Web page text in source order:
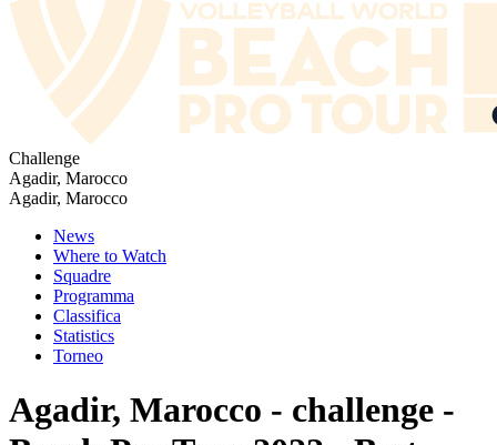
Challenge
Agadir, Marocco
Agadir, Marocco
News
Where to Watch
Squadre
Programma
Classifica
Statistics
Torneo
Agadir, Marocco - challenge -